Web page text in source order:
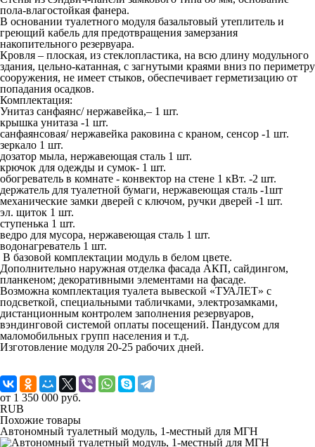
пола-влагостойкая фанера.
В основании туалетного модуля базальтовый утеплитель и
греющий кабель для предотвращения замерзания
накопительного резервуара.
Кровля – плоская, из стеклопластика, на всю длину модульного
здания, цельно-катанная, с загнутыми краями вниз по периметру
сооружения, не имеет стыков, обеспечивает герметизацию от
попадания осадков.
Комплектация:
Унитаз санфаянс/ нержавейка,– 1 шт.
крышка унитаза -1 шт.
санфаянсовая/ нержавейка раковина с краном, сенсор -1 шт.
зеркало 1 шт.
дозатор мыла, нержавеющая сталь 1 шт.
крючок для одежды и сумок- 1 шт.
обогреватель в комнате - конвектор на стене 1 кВт. -2 шт.
держатель для туалетной бумаги, нержавеющая сталь -1шт
механические замки дверей с ключом, ручки дверей -1 шт.
эл. щиток 1 шт.
ступенька 1 шт.
ведро для мусора, нержавеющая сталь 1 шт.
водонагреватель 1 шт.
В базовой комплектации модуль в белом цвете.
Дополнительно наружная отделка фасада АКП, сайдингом,
планкеном; декоративными элементами на фасаде.
Возможна комплектация туалета вывеской «ТУАЛЕТ» с
подсветкой, специальными табличками, электрозамками,
дистанционным контролем заполнения резервуаров,
вэндинговой системой оплаты посещений. Пандусом для
маломобильных групп населения и т.д.
Изготовление модуля 20-25 рабочих дней.
от 1 350 000 руб.
RUB
Похожие товары
Автономный туалетный модуль, 1-местный для МГН